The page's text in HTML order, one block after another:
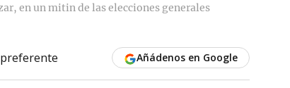
en un mitin de las elecciones generales
Añádenos en Google